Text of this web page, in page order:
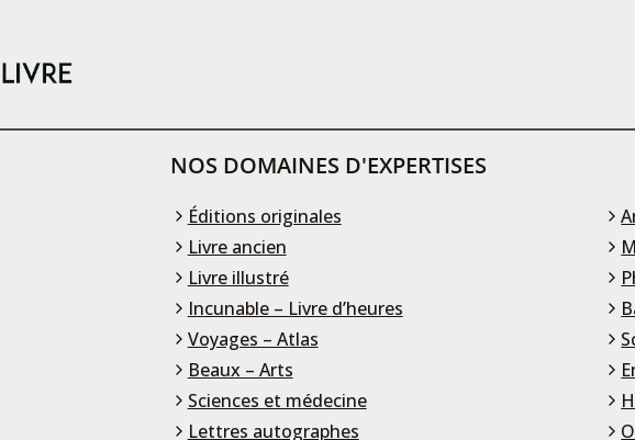
NOS DOMAINES D'EXPERTISES
Éditions originales
Livre ancien
Livre illustré
Incunable – Livre d’heures
Voyages – Atlas
Beaux – Arts
Sciences et médecine
Lettres autographes